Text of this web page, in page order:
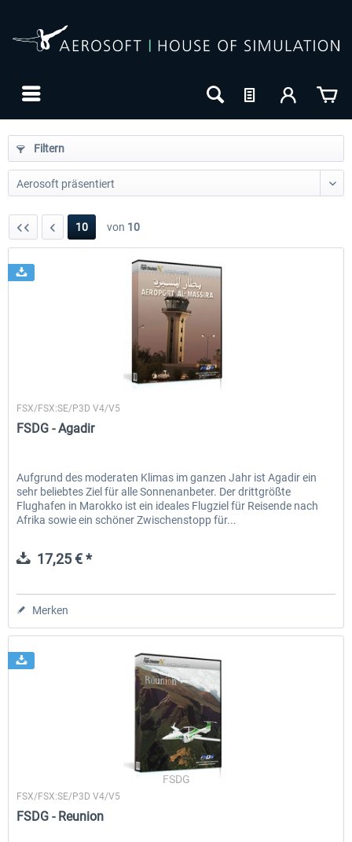
EmergencyDispatcherPro - 24h Free
Trial
0,00 € * 35,69 € *
Filtern
10 von 10
FSX/FSX:SE/P3D V4/V5
FSDG - Agadir
Aufgrund des moderaten Klimas im ganzen Jahr ist Agadir ein
sehr beliebtes Ziel für alle Sonnenanbeter. Der drittgrößte
Flughafen in Marokko ist ein ideales Flugziel für Reisende nach
Afrika sowie ein schöner Zwischenstopp für...
17,25 € *
Merken
FSDG
FSX/FSX:SE/P3D V4/V5
FSDG - Reunion